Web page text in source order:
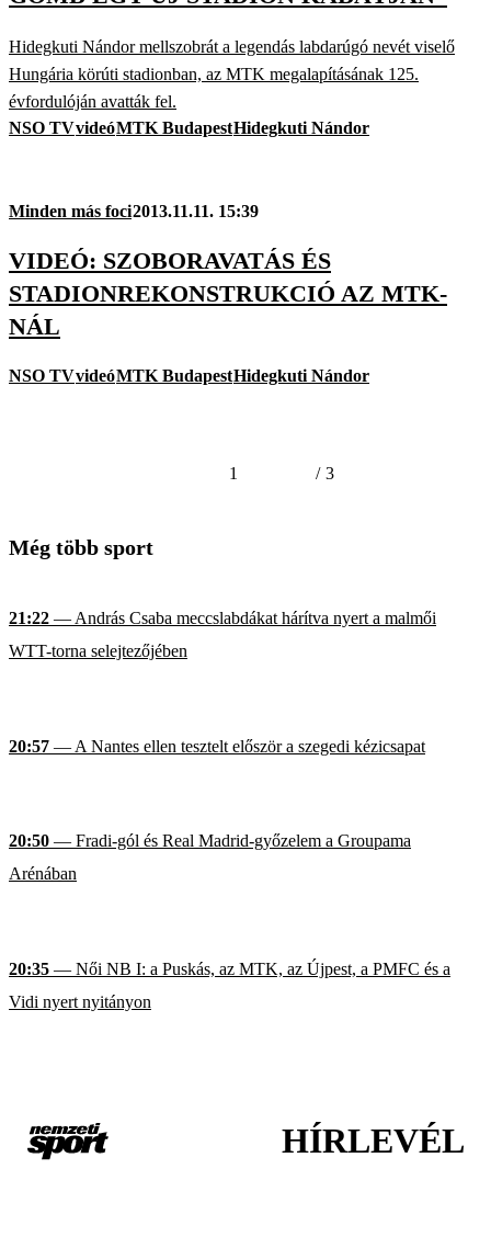
Hidegkuti Nándor mellszobrát a legendás labdarúgó nevét viselő
Hungária körúti stadionban, az MTK megalapításának 125.
évfordulóján avatták fel.
NSO TVvideóMTK BudapestHidegkuti Nándor
Minden más foci2013.11.11. 15:39
VIDEÓ: SZOBORAVATÁS ÉS
STADIONREKONSTRUKCIÓ AZ MTK-
NÁL
NSO TVvideóMTK BudapestHidegkuti Nándor
1 / 3
Még több sport
21:22 — András Csaba meccslabdákat hárítva nyert a malmői
WTT-torna selejtezőjében
20:57 — A Nantes ellen tesztelt először a szegedi kézicsapat
20:50 — Fradi-gól és Real Madrid-győzelem a Groupama
Arénában
20:35 — Női NB I: a Puskás, az MTK, az Újpest, a PMFC és a
Vidi nyert nyitányon
HÍRLEVÉL